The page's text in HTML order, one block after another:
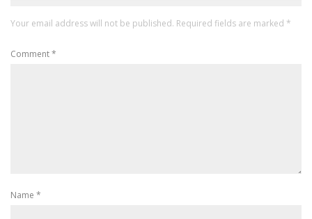
Your email address will not be published. Required fields are marked *
Comment*
Name *